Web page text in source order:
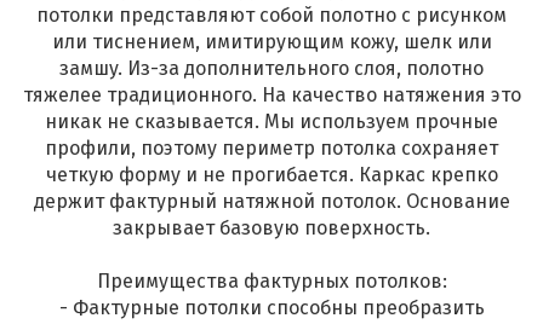
потолки представляют собой полотно с рисунком
или тиснением, имитирующим кожу, шелк или
замшу. Из-за дополнительного слоя, полотно
тяжелее традиционного. На качество натяжения это
никак не сказывается. Мы используем прочные
профили, поэтому периметр потолка сохраняет
четкую форму и не прогибается. Каркас крепко
держит фактурный натяжной потолок. Основание
закрывает базовую поверхность.
Преимущества фактурных потолков:
- Фактурные потолки способны преобразить